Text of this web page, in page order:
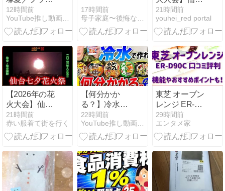
タリウム 歌っ
てみた。
12時間前
YouTube推し動画チャンネル
17時間前
七夕花火祭 仙
台城跡から 仙
台 宮城 東北
21時間前
youhei_red portal
【2026年の花
火大会】仙台
七夕花火祭を
仙台城跡から
観ました #仙
ベント
21時間前
赤い服着て街を行く
【何分かか
る？】冷水で
インスタント
麺が美味しい
時間を検証し
災】
22時間前
YouTube推し動画チャンネル
東芝 オーブン
レンジ ER-
D90Cの口コ
ミ評判は？レ
ビューも調
29時間前
エンタメ家